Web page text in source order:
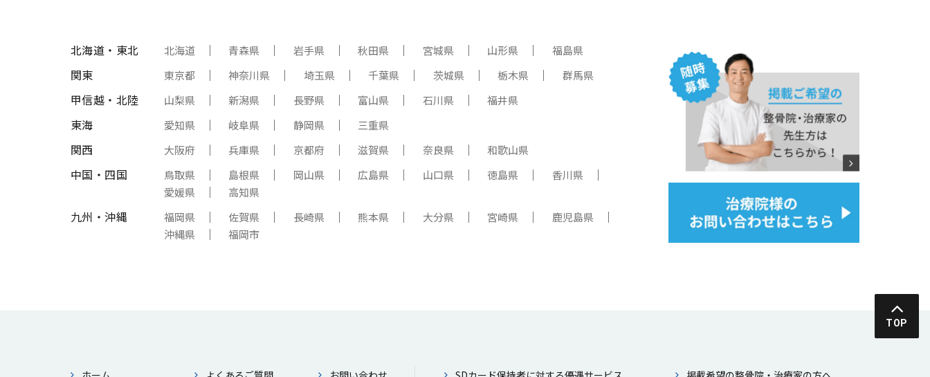
北海道・東北 北海道 青森県 岩手県 秋田県 宮城県 山形県 福島県
関東 東京都 神奈川県 埼玉県 千葉県 茨城県 栃木県 群馬県
甲信越・北陸 山梨県 新潟県 長野県 富山県 石川県 福井県
東海 愛知県 岐阜県 静岡県 三重県
関西 大阪府 兵庫県 京都府 滋賀県 奈良県 和歌山県
中国・四国 鳥取県 島根県 岡山県 広島県 山口県 徳島県
香川県
愛媛県
高知県
九州・沖縄 福岡県 佐賀県 長崎県 熊本県 大分県 宮崎県
鹿児島県
沖縄県
福岡市
TOP